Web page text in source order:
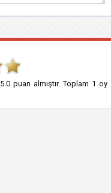
5.0puan almıştır. Toplam 1 oy